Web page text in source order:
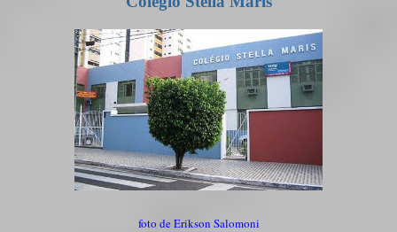
foto de Erikson Salomoni